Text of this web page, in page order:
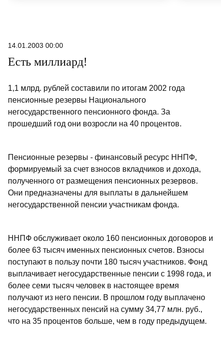
14.01.2003 00:00
Есть миллиард!
1,1 млрд. рублей составили по итогам 2002 года
пенсионные резервы Национального
негосударственного пенсионного фонда. За
прошедший год они возросли на 40 процентов.
Пенсионные резервы - финансовый ресурс ННПФ,
формируемый за счет взносов вкладчиков и дохода,
полученного от размещения пенсионных резервов.
Они предназначены для выплаты в дальнейшем
негосударственной пенсии участникам фонда.
ННПФ обслуживает около 160 пенсионных договоров и
более 63 тысяч именных пенсионных счетов. Взносы
поступают в пользу почти 180 тысяч участников. Фонд
выплачивает негосударственные пенсии с 1998 года, и
более семи тысяч человек в настоящее время
получают из него пенсии. В прошлом году выплачено
негосударственных пенсий на сумму 34,77 млн. руб.,
что на 35 процентов больше, чем в году предыдущем.